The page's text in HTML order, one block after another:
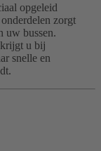
opgeleid
zorgt
uw bussen.
u bij
snelle en